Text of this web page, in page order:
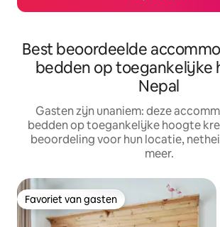
Best beoordeelde
bedden op toegankelijke
Nepal
Gasten zijn unaniem: deze
bedden op toegankelijke hoogte
beoordeling voor hun locatie,
meer.
Favoriet van gasten
Favoriet van gasten